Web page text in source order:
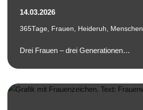
14.03.2026
365Tage Frauen Heideruh Menschen
Drei Frauen – drei Generationen…